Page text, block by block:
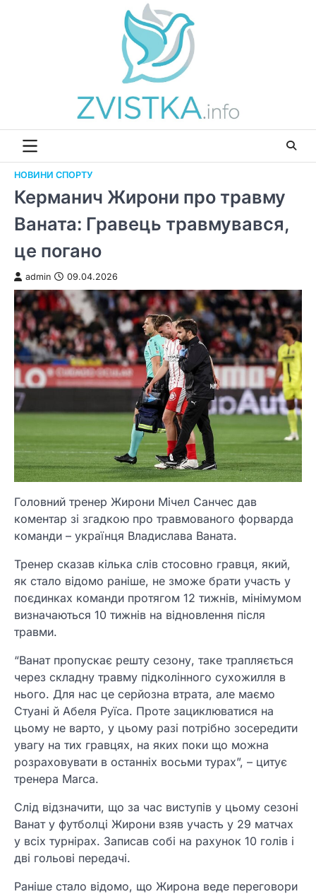
НОВИНИ СПОРТУ
Керманич Жирони про травму
Ваната: Гравець травмувався,
це погано
admin 09.04.2026
Головний тренер Жирони Мічел Санчес дав
коментар зі згадкою про травмованого форварда
команди – українця Владислава Ваната.
Тренер сказав кілька слів стосовно гравця, який,
як стало відомо раніше, не зможе брати участь у
поєдинках команди протягом 12 тижнів, мінімумом
визначаються 10 тижнів на відновлення після
травми.
“Ванат пропускає решту сезону, таке трапляється
через складну травму підколінного сухожилля в
нього. Для нас це серйозна втрата, але маємо
Стуані й Абеля Руїса. Проте зациклюватися на
цьому не варто, у цьому разі потрібно зосередити
увагу на тих гравцях, на яких поки що можна
розраховувати в останніх восьми турах”, – цитує
тренера Marca.
Слід відзначити, що за час виступів у цьому сезоні
Ванат у футболці Жирони взяв участь у 29 матчах
у всіх турнірах. Записав собі на рахунок 10 голів і
дві гольові передачі.
Раніше стало відомо, що Жирона веде переговори